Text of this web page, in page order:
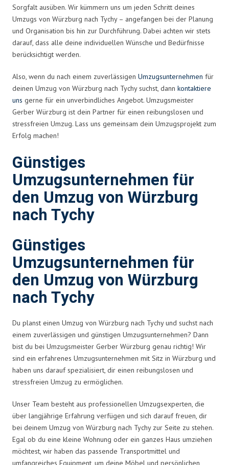
Sorgfalt ausüben. Wir kümmern uns um jeden Schritt deines
Umzugs von Würzburg nach Tychy – angefangen bei der Planung
und Organisation bis hin zur Durchführung. Dabei achten wir stets
darauf, dass alle deine individuellen Wünsche und Bedürfnisse
berücksichtigt werden.
Also, wenn du nach einem zuverlässigen Umzugsunternehmen für
deinen Umzug von Würzburg nach Tychy suchst, dann kontaktiere
uns gerne für ein unverbindliches Angebot. Umzugsmeister
Gerber Würzburg ist dein Partner für einen reibungslosen und
stressfreien Umzug. Lass uns gemeinsam dein Umzugsprojekt zum
Erfolg machen!
Günstiges
Umzugsunternehmen für
den Umzug von Würzburg
nach Tychy
Günstiges
Umzugsunternehmen für
den Umzug von Würzburg
nach Tychy
Du planst einen Umzug von Würzburg nach Tychy und suchst nach
einem zuverlässigen und günstigen Umzugsunternehmen? Dann
bist du bei Umzugsmeister Gerber Würzburg genau richtig! Wir
sind ein erfahrenes Umzugsunternehmen mit Sitz in Würzburg und
haben uns darauf spezialisiert, dir einen reibungslosen und
stressfreien Umzug zu ermöglichen.
Unser Team besteht aus professionellen Umzugsexperten, die
über langjährige Erfahrung verfügen und sich darauf freuen, dir
bei deinem Umzug von Würzburg nach Tychy zur Seite zu stehen.
Egal ob du eine kleine Wohnung oder ein ganzes Haus umziehen
möchtest, wir haben das passende Transportmittel und
umfangreiches Equipment, um deine Möbel und persönlichen